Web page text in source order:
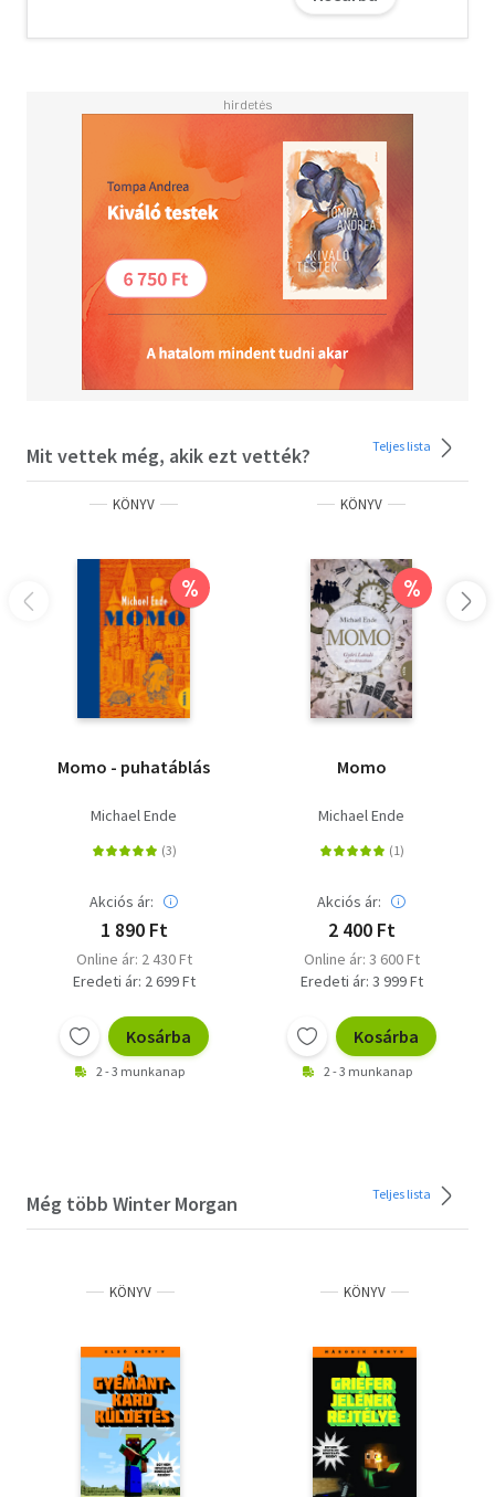
Mit vettek még, akik ezt vették? Teljes lista
KÖNYV
%
Momo - puhatáblás
Michael Ende
Akciós ár:
1 890 Ft
Online ár: 2 430 Ft
Eredeti ár: 2 699 Ft
Kosárba
2 - 3 munkanap
KÖNYV
%
Momo
Michael Ende
Akciós ár:
2 400 Ft
Online ár: 3 600 Ft
Eredeti ár: 3 999 Ft
Kosárba
2 - 3 munkanap
Még több Winter Morgan Teljes lista
KÖNYV KÖNYV